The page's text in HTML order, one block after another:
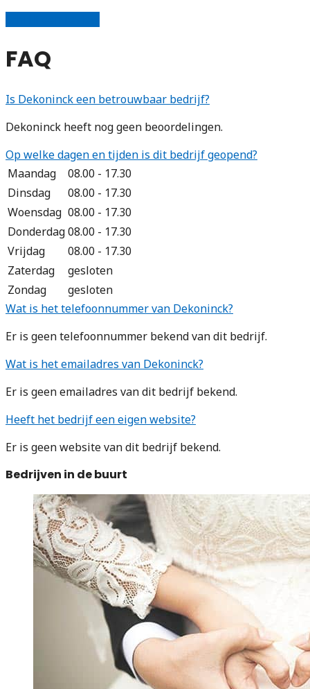
FAQ
Is Dekoninck een betrouwbaar bedrijf?
Dekoninck heeft nog geen beoordelingen.
Op welke dagen en tijden is dit bedrijf geopend?
Maandag
08.00 - 17.30
Dinsdag
08.00 - 17.30
Woensdag 08.00 - 17.30
Donderdag08.00 - 17.30
Vrijdag
08.00 - 17.30
Zaterdag
gesloten
Zondag
gesloten
Wat is het telefoonnummer van Dekoninck?
Er is geen telefoonnummer bekend van dit bedrijf.
Wat is het emailadres van Dekoninck?
Er is geen emailadres van dit bedrijf bekend.
Heeft het bedrijf een eigen website?
Er is geen website van dit bedrijf bekend.
Bedrijven in de buurt